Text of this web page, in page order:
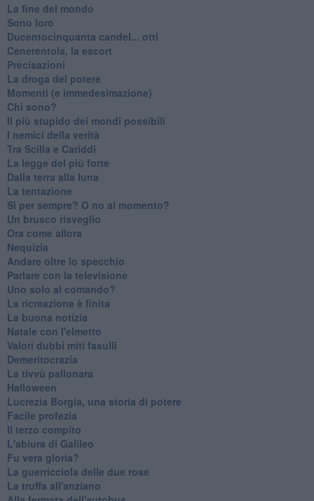
La fine del mondo
Sono loro
Ducentocinquanta candel... otti
Cenerentola, la escort
Precisazioni
La droga del potere
Momenti (e immedesimazione)
Chi sono?
Il più stupido dei mondi possibili
I nemici della verità
Tra Scilla e Cariddi
La legge del più forte
Dalla terra alla luna
La tentazione
​Sì per sempre? O no al momento?
Un brusco risveglio
Ora come allora
Nequizia
Andare oltre lo specchio
Parlare con la televisione
Uno solo al comando?
La ricreazione è finita
La buona notizia
Natale con l'elmetto
Valori dubbi miti fasulli
Demeritocrazia
La tivvù pallonara
Halloween
​Lucrezia Borgia, una storia di potere
Facile profezia
Il terzo compito
L'abiura di Galileo
Fu vera gloria?
La guerricciola delle due rose
La truffa all'anziano